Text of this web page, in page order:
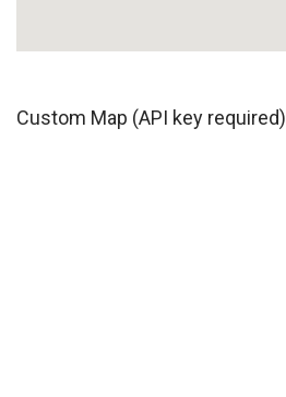
Custom Map (API key required)